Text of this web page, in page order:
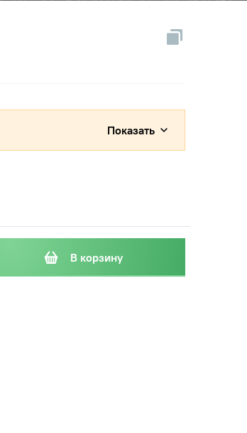
В корзину
Показать